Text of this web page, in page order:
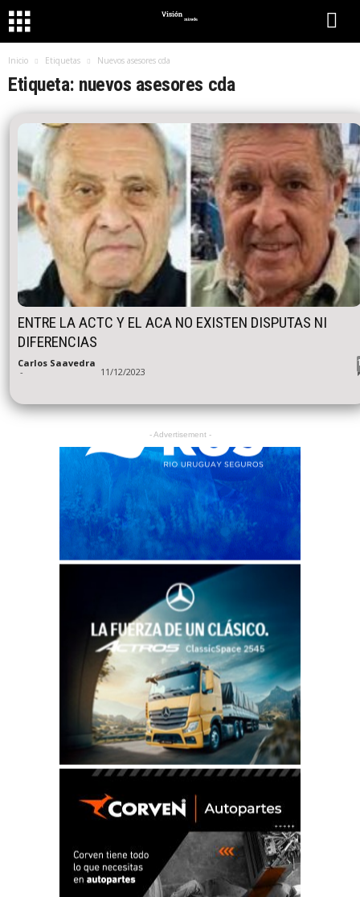
Inicio Etiquetas Nuevos asesores cda
Etiqueta: nuevos asesores cda
ENTRE LA ACTC Y EL ACA NO EXISTEN DISPUTAS NI
DIFERENCIAS
Carlos Saavedra
- 11/12/2023
- Advertisement -